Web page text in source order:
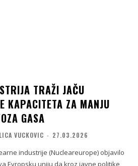
TRAŽI JAČU
KAPACITETA ZA MANJU
GASA
VUCKOVIC - 27.03.2026
industrije (Nucleareurope) objavilo
Evropsku uniju da kroz javne politike